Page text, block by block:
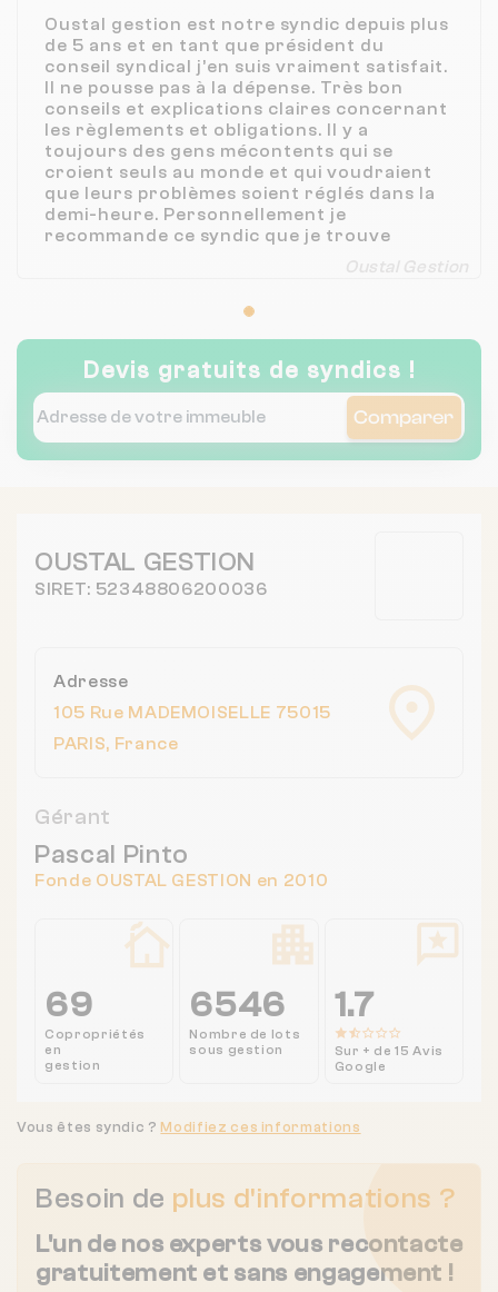
Oustal gestion est notre syndic depuis plus
de 5 ans et en tant que président du
conseil syndical j’en suis vraiment satisfait.
Il ne pousse pas à la dépense. Très bon
conseils et explications claires concernant
les règlements et obligations. Il y a
toujours des gens mécontents qui se
croient seuls au monde et qui voudraient
que leurs problèmes soient réglés dans la
demi-heure. Personnellement je
recommande ce syndic que je trouve
honnête et compétant chose rare dans
Oustal Gestion
Devis gratuits de syndics !
Comparer
OUSTAL GESTION
SIRET: 52348806200036
Adresse
105 Rue MADEMOISELLE 75015
PARIS, France
Gérant
Pascal Pinto
Fonde OUSTAL GESTION en 2010
69
Copropriétés
en
gestion
6546
Nombre de lots
sous gestion
1.7
Sur + de 15 Avis
Google
Besoin de plus d'informations ?
L'un de nos experts vous recontacte
gratuitement et sans engagement !
Vous êtes syndic ? Modifiez ces informations